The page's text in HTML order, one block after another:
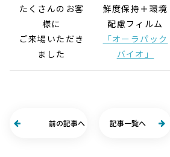
たくさんのお客
様に
ご来場いただき
ました
鮮度保持＋環境
配慮フィルム
「オーラパック
バイオ」
前の記事へ 記事一覧へ